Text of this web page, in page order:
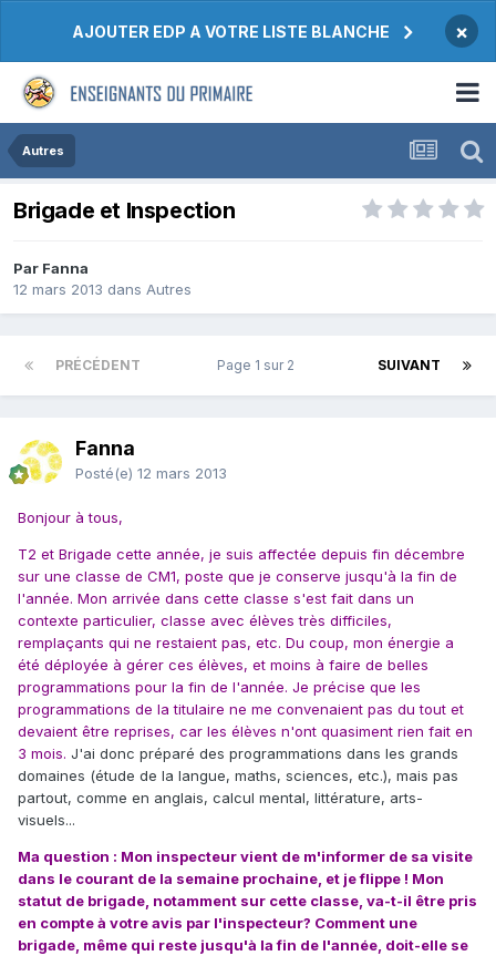
AJOUTER EDP A VOTRE LISTE BLANCHE ×
Autres
Brigade et Inspection
Par Fanna
12 mars 2013 dans Autres
PRÉCÉDENT SUIVANT
Page 1 sur 2
Fanna
Posté(e) 12 mars 2013
Bonjour à tous,
T2 et Brigade cette année, je suis affectée depuis fin décembre
sur une classe de CM1, poste que je conserve jusqu'à la fin de
l'année. Mon arrivée dans cette classe s'est fait dans un
contexte particulier, classe avec élèves très difficiles,
remplaçants qui ne restaient pas, etc. Du coup, mon énergie a
été déployée à gérer ces élèves, et moins à faire de belles
programmations pour la fin de l'année. Je précise que les
programmations de la titulaire ne me convenaient pas du tout et
devaient être reprises, car les élèves n'ont quasiment rien fait en
3 mois. J'ai donc préparé des programmations dans les grands
domaines (étude de la langue, maths, sciences, etc.), mais pas
partout, comme en anglais, calcul mental, littérature, arts-
visuels...
Ma question : Mon inspecteur vient de m'informer de sa visite
dans le courant de la semaine prochaine, et je flippe ! Mon
statut de brigade, notamment sur cette classe, va-t-il être pris
en compte à votre avis par l'inspecteur? Comment une
brigade, même qui reste jusqu'à la fin de l'année, doit-elle se